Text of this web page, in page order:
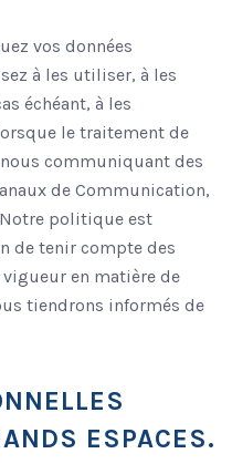
vos données
à les utiliser, à les
échéant, à les
le traitement de
communiquant des
de Communication,
politique est
de tenir compte des
en matière de
tiendrons informés de
ESPACES.